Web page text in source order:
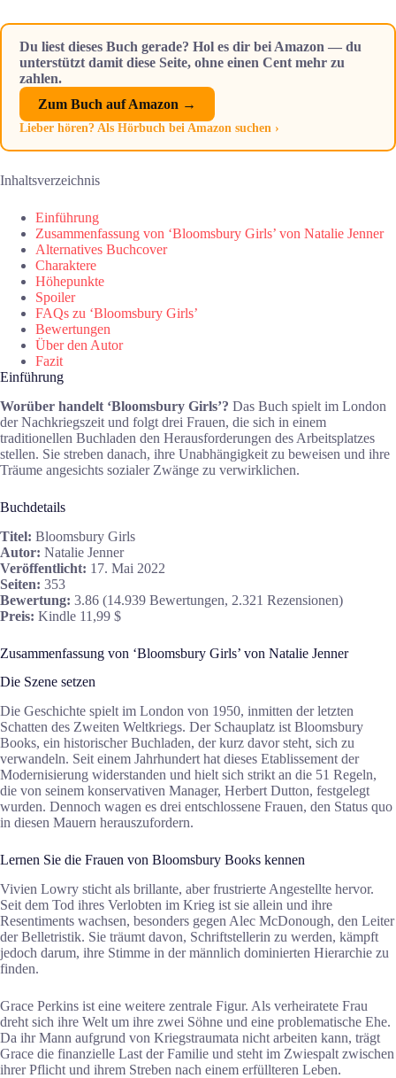
Du liest dieses Buch gerade? Hol es dir bei Amazon — du
unterstützt damit diese Seite, ohne einen Cent mehr zu
zahlen.
Zum Buch auf Amazon →
Lieber hören? Als Hörbuch bei Amazon suchen ›
Inhaltsverzeichnis
Einführung
Zusammenfassung von ‘Bloomsbury Girls’ von Natalie Jenner
Alternatives Buchcover
Charaktere
Höhepunkte
Spoiler
FAQs zu ‘Bloomsbury Girls’
Bewertungen
Über den Autor
Fazit
Einführung
Worüber handelt ‘Bloomsbury Girls’? Das Buch spielt im London
der Nachkriegszeit und folgt drei Frauen, die sich in einem
traditionellen Buchladen den Herausforderungen des Arbeitsplatzes
stellen. Sie streben danach, ihre Unabhängigkeit zu beweisen und ihre
Träume angesichts sozialer Zwänge zu verwirklichen.
Buchdetails
Titel: Bloomsbury Girls
Autor: Natalie Jenner
Veröffentlicht: 17. Mai 2022
Seiten: 353
Bewertung: 3.86 (14.939 Bewertungen, 2.321 Rezensionen)
Preis: Kindle 11,99 $
Zusammenfassung von ‘Bloomsbury Girls’ von Natalie Jenner
Die Szene setzen
Die Geschichte spielt im London von 1950, inmitten der letzten
Schatten des Zweiten Weltkriegs. Der Schauplatz ist Bloomsbury
Books, ein historischer Buchladen, der kurz davor steht, sich zu
verwandeln. Seit einem Jahrhundert hat dieses Etablissement der
Modernisierung widerstanden und hielt sich strikt an die 51 Regeln,
die von seinem konservativen Manager, Herbert Dutton, festgelegt
wurden. Dennoch wagen es drei entschlossene Frauen, den Status quo
in diesen Mauern herauszufordern.
Lernen Sie die Frauen von Bloomsbury Books kennen
Vivien Lowry sticht als brillante, aber frustrierte Angestellte hervor.
Seit dem Tod ihres Verlobten im Krieg ist sie allein und ihre
Resentiments wachsen, besonders gegen Alec McDonough, den Leiter
der Belletristik. Sie träumt davon, Schriftstellerin zu werden, kämpft
jedoch darum, ihre Stimme in der männlich dominierten Hierarchie zu
finden.
Grace Perkins ist eine weitere zentrale Figur. Als verheiratete Frau
dreht sich ihre Welt um ihre zwei Söhne und eine problematische Ehe.
Da ihr Mann aufgrund von Kriegstraumata nicht arbeiten kann, trägt
Grace die finanzielle Last der Familie und steht im Zwiespalt zwischen
ihrer Pflicht und ihrem Streben nach einem erfüllteren Leben.